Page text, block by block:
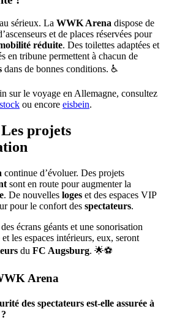
sérieux. La WWK Arena dispose de
et de places réservées pour
réduite. Des toilettes adaptées et
en tribune permettent à chacun de
dans de bonnes conditions. ♿️
sur le voyage en Allemagne, consultez
ou encore eisbein.
projets
continue d’évoluer. Des projets
sont en route pour augmenter la
. De nouvelles loges et des espaces VIP
pour le confort des spectateurs.
écrans géants et une sonorisation
et les espaces intérieurs, eux, seront
du FC Augsburg. 🌟⚽️
Arena
des spectateurs est-elle assurée à